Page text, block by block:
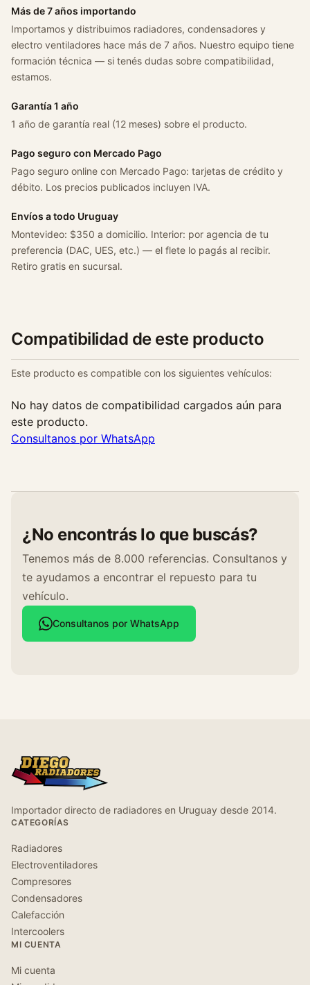
d
Más de 7 años importando
Importamos y distribuimos radiadores, condensadores y
electro ventiladores hace más de 7 años. Nuestro equipo tiene
formación técnica — si tenés dudas sobre compatibilidad,
estamos.
Garantía 1 año
1 año de garantía real (12 meses) sobre el producto.
Pago seguro con Mercado Pago
Pago seguro online con Mercado Pago: tarjetas de crédito y
débito. Los precios publicados incluyen IVA.
Envíos a todo Uruguay
Montevideo: $350 a domicilio. Interior: por agencia de tu
preferencia (DAC, UES, etc.) — el flete lo pagás al recibir.
Retiro gratis en sucursal.
Compatibilidad de este producto
Este producto es compatible con los siguientes vehículos:
No hay datos de compatibilidad cargados aún para
este producto.
Consultanos por WhatsApp
¿No encontrás lo que buscás?
Tenemos más de 8.000 referencias. Consultanos y
te ayudamos a encontrar el repuesto para tu
vehículo.
Consultanos por WhatsApp
Importador directo de radiadores en Uruguay desde 2014.
CATEGORÍAS
Radiadores
Electroventiladores
Compresores
Condensadores
Calefacción
Intercoolers
MI CUENTA
Mi cuenta